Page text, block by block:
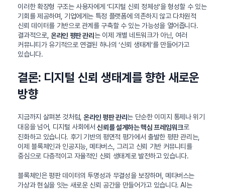
이러한 확장형 구조는 사용자에게 ‘디지털 신뢰 정체성’을 형성할 수 있는
기회를 제공하며, 기업에게는 특정 플랫폼에 의존하지 않고 다차원적
신뢰 데이터를 기반으로 관계를 구축할 수 있는 가능성을 열어줍니다.
결과적으로, 온라인 평판 관리는 이제 개별 네트워크가 아닌, 여러
커뮤니티가 유기적으로 연결된 하나의 ‘신뢰 생태계’를 만들어가고
있습니다.
결론: 디지털 신뢰 생태계를 향한 새로운
방향
지금까지 살펴본 것처럼,온라인 평판 관리는 단순한 이미지 통제나 위기
대응을 넘어, 디지털 사회에서신뢰를 설계하는 핵심 프레임워크로
진화하고 있습니다. 후기 기반의 평면적 평가에서 출발한 평판 관리는,
이제 블록체인과 인공지능, 메타버스, 그리고 신뢰 기반 커뮤니티를
중심으로 다층적이고 자율적인 신뢰 생태계로 발전하고 있습니다.
블록체인은 평판 데이터의 투명성과 무결성을 보장하며, 메타버스는
가상과 현실을 잇는 새로운 신뢰 공간을 만들어가고 있습니다. AI는